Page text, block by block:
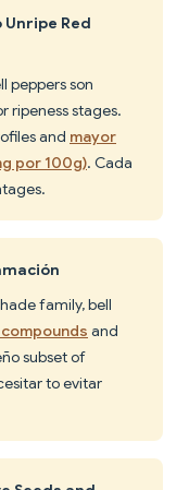
Unripe Red
peppers son
ripeness stages.
and mayor
por 100g). Cada
family, bell
and
subset of
to evitar